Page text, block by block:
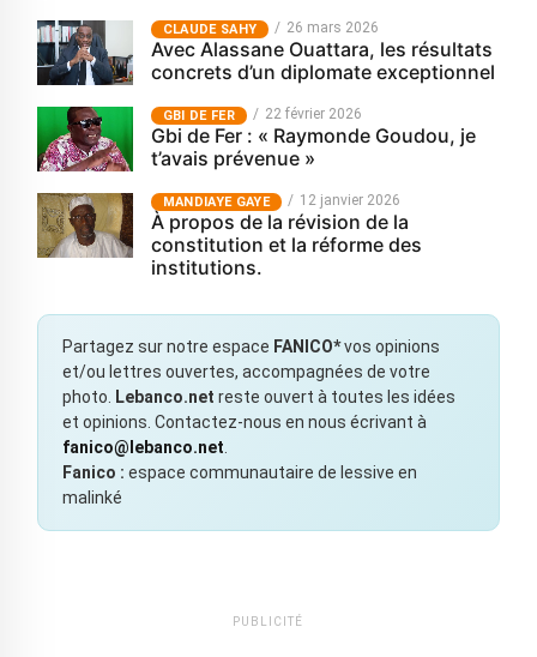
CLAUDE SAHY 26 mars 2026
Avec Alassane Ouattara, les résultats
concrets d’un diplomate exceptionnel
GBI DE FER 22 février 2026
Gbi de Fer : « Raymonde Goudou, je
t’avais prévenue »
MANDIAYE GAYE 12 janvier 2026
À propos de la révision de la
constitution et la réforme des
institutions.
Partagez sur notre espace FANICO*vos opinions
et/ou lettres ouvertes, accompagnées de votre
photo. Lebanco.net reste ouvert à toutes les idées
et opinions. Contactez-nous en nous écrivant à
fanico@lebanco.net.
Fanico : espace communautaire de lessive en
malinké
PUBLICITÉ